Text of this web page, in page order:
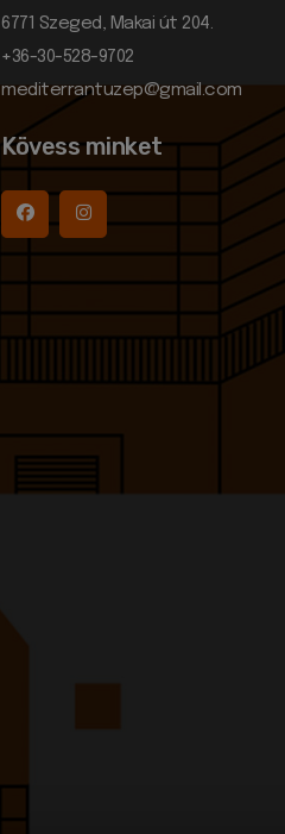
6771 Szeged, Makai út 204.
+36-30-528-9702
mediterrantuzep@gmail.com
Kövess minket